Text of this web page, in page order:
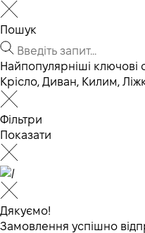
Пошук
Найпопулярніші ключові
Крісло, Диван, Килим,
Фільтри
Показати
Дякуємо!
Замовлення успішно